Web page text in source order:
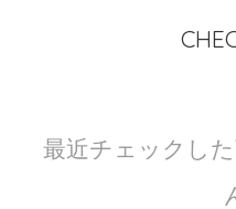
最近チェックし